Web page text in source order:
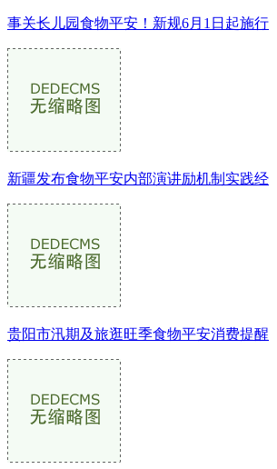
事关长儿园食物平安！新规6月1日起施行
新疆发布食物平安内部演讲励机制实践经
贵阳市汛期及旅逛旺季食物平安消费提醒